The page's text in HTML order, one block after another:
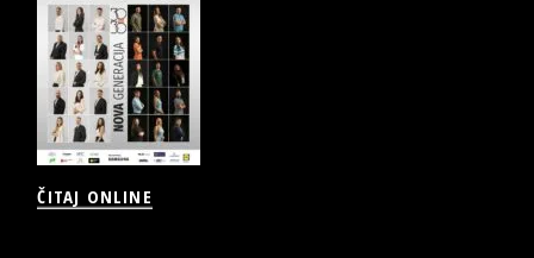
ČITAJ ONLINE